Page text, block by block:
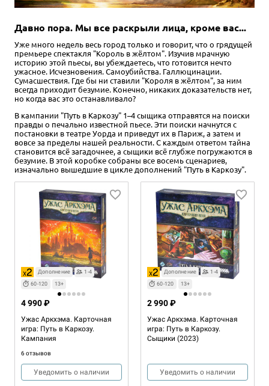
Давно пора. Мы все раскрыли лица, кроме вас...
Уже много недель весь город только и говорит, что о грядущей
премьере спектакля "Король в жёлтом". Изучив мрачную
историю этой пьесы, вы убеждаетесь, что готовится нечто
ужасное. Исчезновения. Самоубийства. Галлюцинации.
Сумасшествия. Где бы ни ставили "Короля в жёлтом", за ним
всегда приходит безумие. Конечно, никаких доказательств нет,
но когда вас это останавливало?
В кампании "Путь в Каркозу" 1–4 сыщика отправятся на поиски
правды о печально известной пьесе. Эти поиски начнутся с
постановки в театре Уорда и приведут их в Париж, а затем и
вовсе за пределы нашей реальности. С каждым ответом тайна
становится всё загадочнее, а сыщики всё глубже погружаются в
безумие. В этой коробке собраны все восемь сценариев,
изначально вышедшие в цикле дополнений "Путь в Каркозу".
Дополнение
1-4
60-120
13+
Ужас Аркхэма. Карточная
игра: Путь в Каркозу.
Кампания
6 отзывов
4 990 ₽
Уведомить о наличии
Дополнение
1-4
60-120
13+
Ужас Аркхэма. Карточная
игра: Путь в Каркозу.
Сыщики (2023)
2 990 ₽
Уведомить о наличии